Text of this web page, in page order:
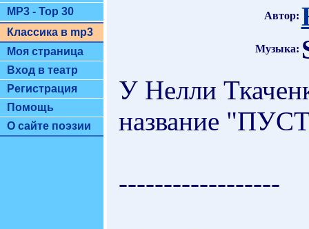
MP3 - Top 30
Классика в mp3
Моя страница
Вход в театр
Регистрация
Помощь
О сайте поэзии
Автор:
Музыка:
У Нелли
название
------------------